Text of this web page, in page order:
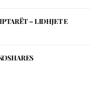
– LIDHJET E